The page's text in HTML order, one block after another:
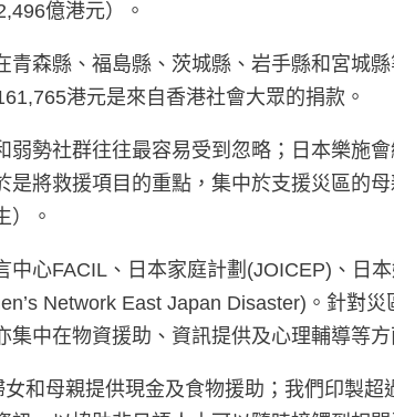
億港元）。
森縣、福島縣、茨城縣、岩手縣和宮城
港元是來自香港社會大眾的捐款。
勢社群往往最容易受到忽略；日本樂施
將救援項目的重點，集中於支援災區的
）。
心FACIL、日本家庭計劃(JOICEP)、日
Network East Japan Disaster)。針對
中在物資援助、資訊提供及心理輔導等方
和母親提供現金及食物援助；我們印製